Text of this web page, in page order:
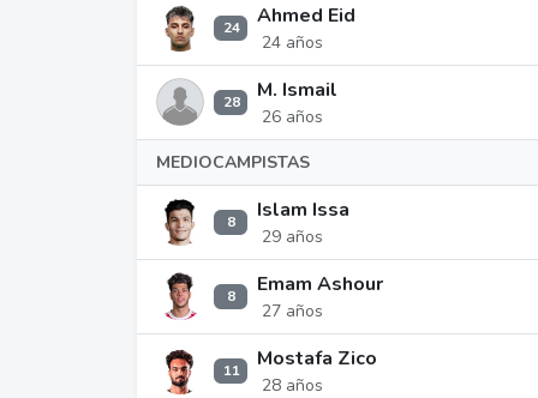
24 Ahmed Eid
24 años
28 M. Ismail
26 años
MEDIOCAMPISTAS
8 Islam Issa
29 años
8 Emam Ashour
27 años
11 Mostafa Zico
28 años